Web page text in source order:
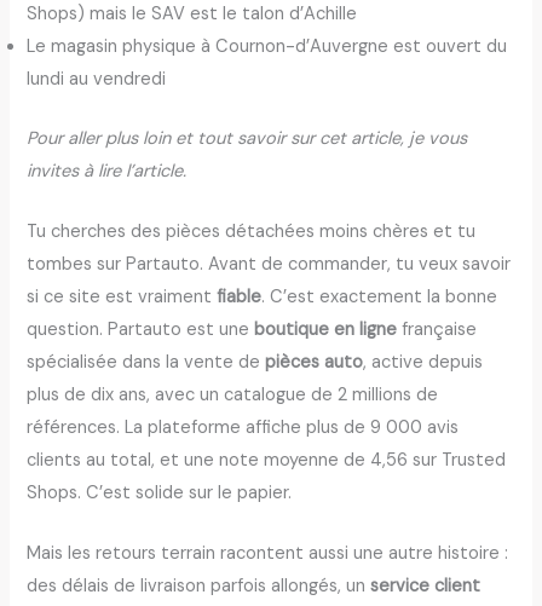
Shops) mais le SAV est le talon d’Achille
Le magasin physique à Cournon-d’Auvergne est ouvert du
lundi au vendredi
Pour aller plus loin et tout savoir sur cet article, je vous
invites à lire l’article.
Tu cherches des pièces détachées moins chères et tu
tombes sur Partauto. Avant de commander, tu veux savoir
si ce site est vraimentfiable. C’est exactement la bonne
question. Partauto est uneboutique en ligne française
spécialisée dans la vente depièces auto, active depuis
plus de dix ans, avec un catalogue de 2 millions de
références. La plateforme affiche plus de 9 000 avis
clients au total, et une note moyenne de 4,56 sur Trusted
Shops. C’est solide sur le papier.
Mais les retours terrain racontent aussi une autre histoire :
des délais de livraison parfois allongés, unservice client